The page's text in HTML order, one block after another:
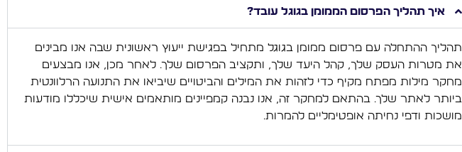
איך תהליך הפרסום הממומן בגוגל עובד?
תהליך ההתחלה עם פרסום ממומן בגוגל מתחיל בפגישת ייעוץ ראשונית שבה אנו מבינים
את מטרות העסק שלך, קהל היעד שלך, ותקציב הפרסום שלך. לאחר מכן, אנו מבצעים
מחקר מילות מפתח מקיף כדי לזהות את המילים והביטויים שיביאו את התנועה הרלוונטית
ביותר לאתר שלך. בהתאם למחקר זה, אנו נבנה קמפיינים מותאמים אישית שיכללו מודעות
מושכות ודפי נחיתה אופטימליים להמרות.